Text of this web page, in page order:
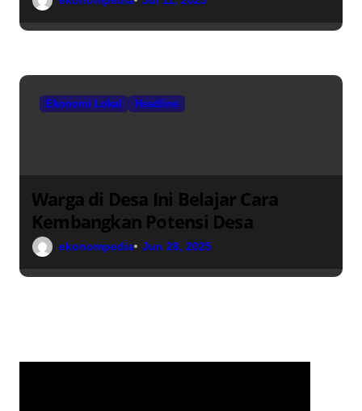
Ekonomi Lokal Headline
Warga di Desa Ini Belajar Cara
Kembangkan Potensi Desa
ekonompedia Jun 28, 2025